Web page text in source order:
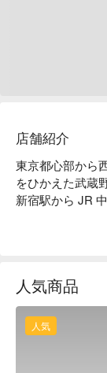
店舗紹介
東京都心部から
をひかえた武蔵
新宿駅から JR
の場として人気
自然豊かな公園
問わずその時々
参加もお薦めで
わずか 30 分で
人気商品
人気